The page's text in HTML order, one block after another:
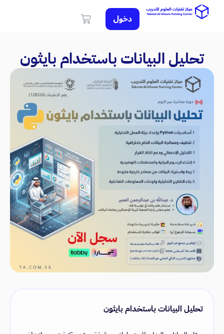
دخول
تحليل البيانات باستخدام بايثون
تحليل البيانات باستخدام بايثون